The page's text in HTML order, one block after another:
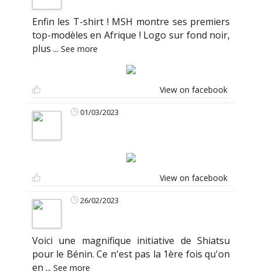
Enfin les T-shirt ! MSH montre ses premiers
top-modèles en Afrique ! Logo sur fond noir,
plus ... See more
View on facebook
01/03/2023
View on facebook
26/02/2023
Voici une magnifique initiative de Shiatsu
pour le Bénin. Ce n'est pas la 1ère fois qu'on
en ... See more